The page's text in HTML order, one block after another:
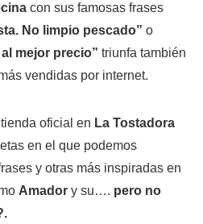
con sus famosas frases
No limpio pescado” o
mejor precio” triunfa también
vendidas por internet.
oficial en La Tostadora
en el que podemos
y otras más inspiradas en
Amador y su…. pero no